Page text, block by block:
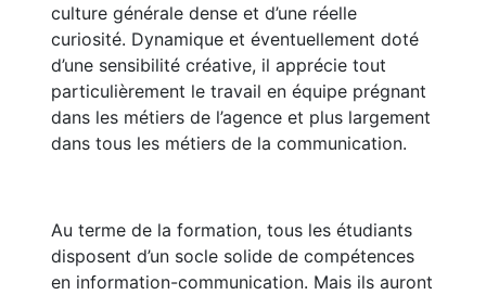
culture générale dense et d’une réelle
curiosité. Dynamique et éventuellement doté
d’une sensibilité créative, il apprécie tout
particulièrement le travail en équipe prégnant
dans les métiers de l’agence et plus largement
dans tous les métiers de la communication.
Au terme de la formation, tous les étudiants
disposent d’un socle solide de compétences
en information-communication. Mais ils auront